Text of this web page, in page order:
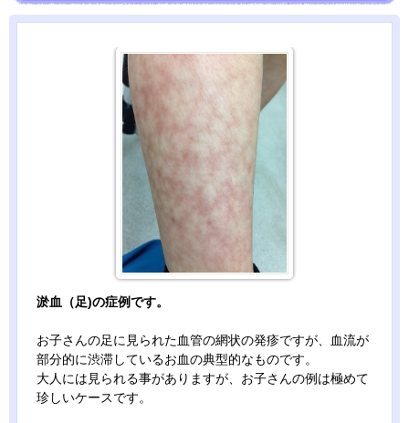
淤血（足)の症例です。
お子さんの足に見られた血管の網状の発疹ですが、血流が
部分的に渋滞しているお血の典型的なものです。
大人には見られる事がありますが、お子さんの例は極めて
珍しいケースです。